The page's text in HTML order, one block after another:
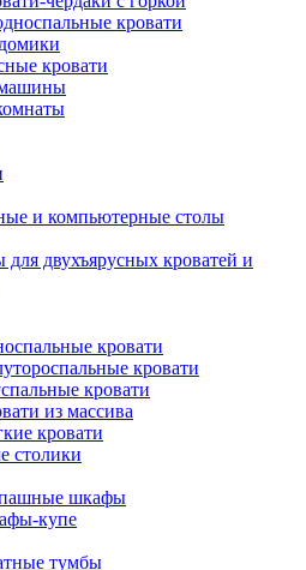
кровати
кровати
и компьютерные столы
двухъярусных кроватей и
кровати
кровати
кровати
из массива
кровати
столики
шкафы
купе
тумбы